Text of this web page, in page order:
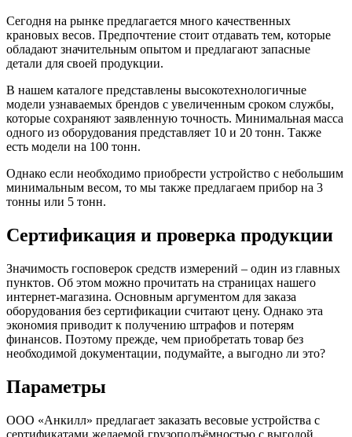
Сегодня на рынке предлагается много качественных
крановых весов. Предпочтение стоит отдавать тем, которые
обладают значительным опытом и предлагают запасные
детали для своей продукции.
В нашем каталоге представлены высокотехнологичные
модели узнаваемых брендов с увеличенным сроком службы,
которые сохраняют заявленную точность. Минимальная масса
одного из оборудования представляет 10 и 20 тонн. Также
есть модели на 100 тонн.
Однако если необходимо приобрести устройство с небольшим
минимальным весом, то мы также предлагаем прибор на 3
тонны или 5 тонн.
Сертификация и проверка продукции
Значимость госповерок средств измерений – один из главных
пунктов. Об этом можно прочитать на страницах нашего
интернет-магазина. Основным аргументом для заказа
оборудования без сертификации считают цену. Однако эта
экономия приводит к получению штрафов и потерям
финансов. Поэтому прежде, чем приобретать товар без
необходимой документации, подумайте, а выгодно ли это?
Параметры
ООО «Анкилл» предлагает заказать весовые устройства с
сертификатами желаемой грузоподъёмностью с выгодой.